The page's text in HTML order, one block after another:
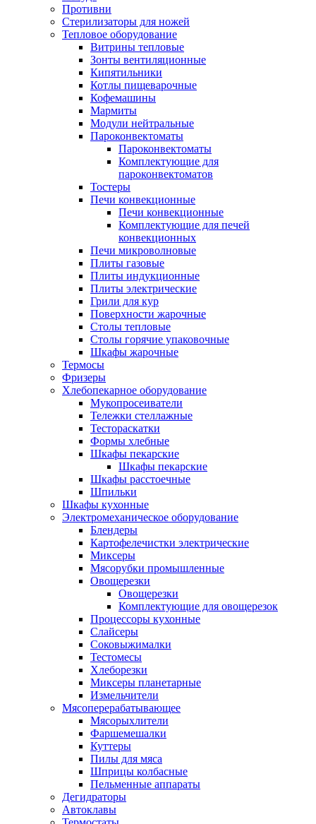
Противни
Стерилизаторы для ножей
Тепловое оборудование
Витрины тепловые
Зонты вентиляционные
Кипятильники
Котлы пищеварочные
Кофемашины
Мармиты
Модули нейтральные
Пароконвектоматы
Пароконвектоматы
Комплектующие для
пароконвектоматов
Тостеры
Печи конвекционные
Печи конвекционные
Комплектующие для печей
конвекционных
Печи микроволновые
Плиты газовые
Плиты индукционные
Плиты электрические
Грили для кур
Поверхности жарочные
Столы тепловые
Столы горячие упаковочные
Шкафы жарочные
Термосы
Фризеры
Хлебопекарное оборудование
Мукопросеиватели
Тележки стеллажные
Тестораскатки
Формы хлебные
Шкафы пекарские
Шкафы пекарские
Шкафы расстоечные
Шпильки
Шкафы кухонные
Электромеханическое оборудование
Блендеры
Картофелечистки электрические
Миксеры
Мясорубки промышленные
Овощерезки
Овощерезки
Комплектующие для овощерезок
Процессоры кухонные
Слайсеры
Соковыжималки
Тестомесы
Хлеборезки
Миксеры планетарные
Измельчители
Мясоперерабатывающее
Мясорыхлители
Фаршемешалки
Куттеры
Пилы для мяса
Шприцы колбасные
Пельменные аппараты
Дегидраторы
Автоклавы